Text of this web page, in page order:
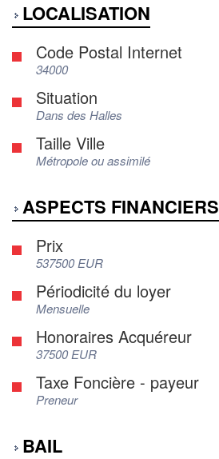
LOCALISATION
Code Postal Internet
34000
Situation
Dans des Halles
Taille Ville
Métropole ou assimilé
ASPECTS FINANCIERS
Prix
537500 EUR
Périodicité du loyer
Mensuelle
Honoraires Acquéreur
37500 EUR
Taxe Foncière - payeur
Preneur
BAIL